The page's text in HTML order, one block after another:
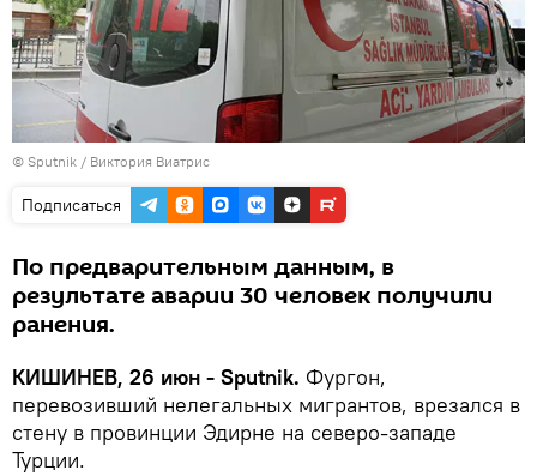
© Sputnik / Виктория Виатрис
Подписаться
По предварительным данным, в
результате аварии 30 человек получили
ранения.
КИШИНЕВ, 26 июн - Sputnik. Фургон,
перевозивший нелегальных мигрантов, врезался в
стену в провинции Эдирне на северо-западе
Турции.